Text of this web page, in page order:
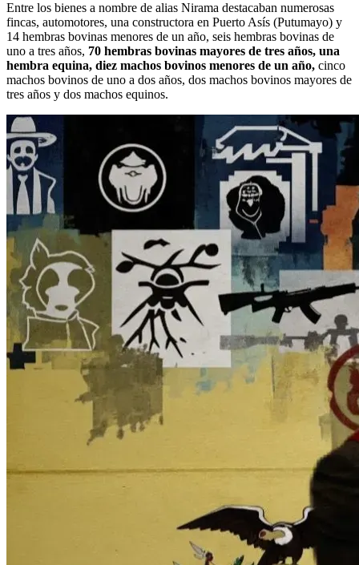
Entre los bienes a nombre de alias Nirama destacaban numerosas
fincas, automotores, una constructora en Puerto Asís (Putumayo) y
14 hembras bovinas menores de un año, seis hembras bovinas de
uno a tres años, 70 hembras bovinas mayores de tres años, una
hembra equina, diez machos bovinos menores de un año, cinco
machos bovinos de uno a dos años, dos machos bovinos mayores de
tres años y dos machos equinos.